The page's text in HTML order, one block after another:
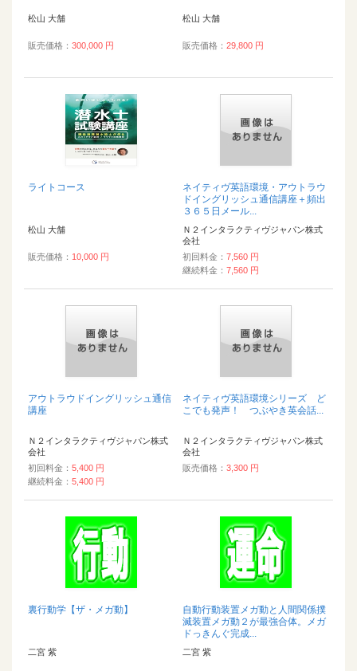
松山 大舗
販売価格： 300,000 円
松山 大舗
販売価格： 29,800 円
ライトコース
松山 大舗
販売価格： 10,000 円
ネイティヴ英語環境・アウトラウ
ドイングリッシュ通信講座＋頻出
３６５日メール...
Ｎ２インタラクティヴジャパン株式
会社
初回料金： 7,560 円
継続料金： 7,560 円
アウトラウドイングリッシュ通信
講座
Ｎ２インタラクティヴジャパン株式
会社
初回料金： 5,400 円
継続料金： 5,400 円
ネイティヴ英語環境シリーズ ど
こでも発声！ つぶやき英会話...
Ｎ２インタラクティヴジャパン株式
会社
販売価格： 3,300 円
裏行動学【ザ・メガ動】
二宮 紫
自動行動装置メガ動と人間関係撲
滅装置メガ動２が最強合体。メガ
ドっきんぐ完成...
二宮 紫